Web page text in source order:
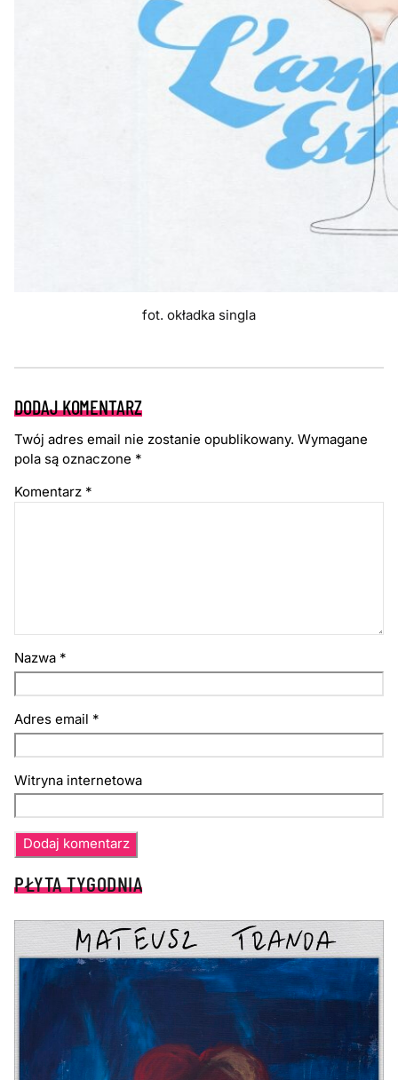
fot. okładka singla
DODAJ KOMENTARZ
Twój adres email nie zostanie opublikowany. Wymagane
pola są oznaczone *
Komentarz *
Nazwa *
Adres email *
Witryna internetowa
PŁYTA TYGODNIA